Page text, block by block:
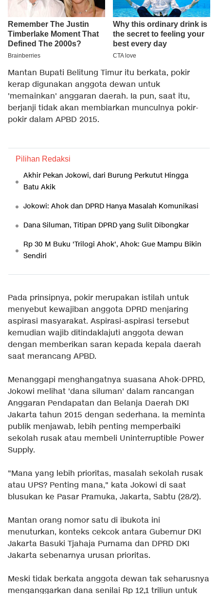
Mantan Bupati Belitung Timur itu berkata, pokir
kerap digunakan anggota dewan untuk
'memainkan' anggaran daerah. Ia pun, saat itu,
berjanji tidak akan membiarkan munculnya pokir-
pokir dalam APBD 2015.
Pilihan Redaksi
Akhir Pekan Jokowi, dari Burung Perkutut Hingga
Batu Akik
Jokowi: Ahok dan DPRD Hanya Masalah Komunikasi
Dana Siluman, Titipan DPRD yang Sulit Dibongkar
Rp 30 M Buku 'Trilogi Ahok', Ahok: Gue Mampu Bikin
Sendiri
Pada prinsipnya, pokir merupakan istilah untuk
menyebut kewajiban anggota DPRD menjaring
aspirasi masyarakat. Aspirasi-aspirasi tersebut
kemudian wajib ditindaklajuti anggota dewan
dengan memberikan saran kepada kepala daerah
saat merancang APBD.
Menanggapi menghangatnya suasana Ahok-DPRD,
Jokowi melihat 'dana siluman' dalam rancangan
Anggaran Pendapatan dan Belanja Daerah DKI
Jakarta tahun 2015 dengan sederhana. Ia meminta
publik menjawab, lebih penting memperbaiki
sekolah rusak atau membeli Uninterruptible Power
Supply.
"Mana yang lebih prioritas, masalah sekolah rusak
atau UPS? Penting mana," kata Jokowi di saat
blusukan ke Pasar Pramuka, Jakarta, Sabtu (28/2).
Mantan orang nomor satu di ibukota ini
menuturkan, konteks cekcok antara Gubernur DKI
Jakarta Basuki Tjahaja Purnama dan DPRD DKI
Jakarta sebenarnya urusan prioritas.
Meski tidak berkata anggota dewan tak seharusnya
menganggarkan dana senilai Rp 12,1 triliun untuk